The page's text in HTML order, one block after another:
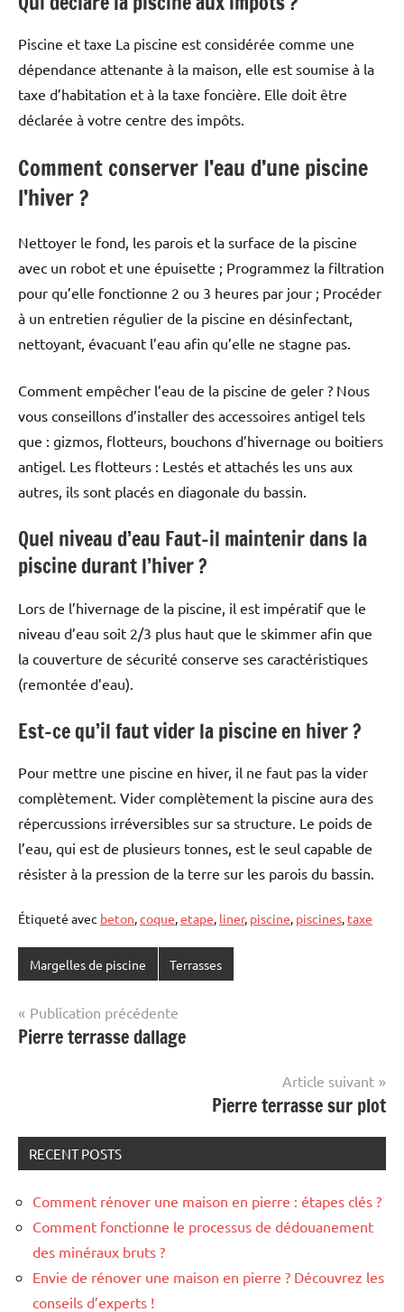
Piscine et taxe La piscine est considérée comme une
dépendance attenante à la maison, elle est soumise à la
taxe d’habitation et à la taxe foncière. Elle doit être
déclarée à votre centre des impôts.
Comment conserver l’eau d’une piscine
l’hiver ?
Nettoyer le fond, les parois et la surface de la piscine
avec un robot et une épuisette ; Programmez la filtration
pour qu’elle fonctionne 2 ou 3 heures par jour ; Procéder
à un entretien régulier de la piscine en désinfectant,
nettoyant, évacuant l’eau afin qu’elle ne stagne pas.
Comment empêcher l’eau de la piscine de geler ? Nous
vous conseillons d’installer des accessoires antigel tels
que : gizmos, flotteurs, bouchons d’hivernage ou boitiers
antigel. Les flotteurs : Lestés et attachés les uns aux
autres, ils sont placés en diagonale du bassin.
Quel niveau d’eau Faut-il maintenir dans la
piscine durant l’hiver ?
Lors de l’hivernage de la piscine, il est impératif que le
niveau d’eau soit 2/3 plus haut que le skimmer afin que
la couverture de sécurité conserve ses caractéristiques
(remontée d’eau).
Est-ce qu’il faut vider la piscine en hiver ?
Pour mettre une piscine en hiver, il ne faut pas la vider
complètement. Vider complètement la piscine aura des
répercussions irréversibles sur sa structure. Le poids de
l’eau, qui est de plusieurs tonnes, est le seul capable de
résister à la pression de la terre sur les parois du bassin.
Étiqueté avec beton,coque,etape, liner, piscine, piscines, taxe
Margelles de piscine Terrasses
Navigation
de
Publication précédente
Pierre terrasse dallage
Article suivant
Pierre terrasse sur plot
RECENT POSTS
Comment rénover une maison en pierre : étapes clés ?
Comment fonctionne le processus de dédouanement
des minéraux bruts ?
Envie de rénover une maison en pierre ? Découvrez les
conseils d’experts !